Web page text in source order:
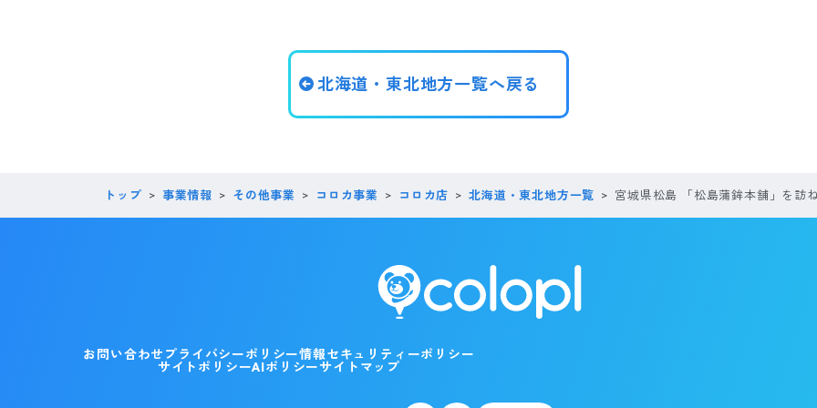
北海道・東北地方一覧へ戻る
トップ 事業情報 その他事業 コロカ事業 コロカ店 北海道・東北地方一覧 宮城県松島 「松島蒲鉾本舗」を訪
お問い合わせ プライバシーポリシー情報セキュリティーポリシー
サイトポリシーAIポリシーサイトマップ